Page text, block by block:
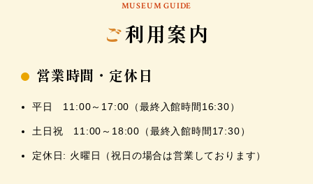
MUSEUM GUIDE
ご 利用案内
営業時間・定休日
平日 11:00～17:00（最終入館時間16:30）
土日祝 11:00～18:00（最終入館時間17:30）
定休日: 火曜日（祝日の場合は営業しております）